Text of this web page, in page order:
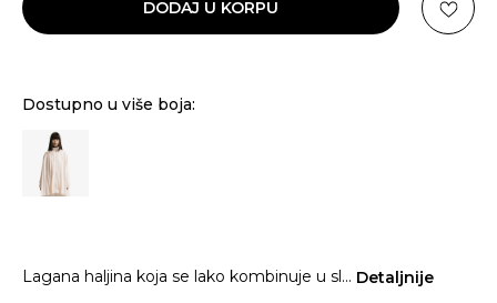
DODAJ U KORPU
Dostupno u više boja:
Lagana haljina koja se lako kombinuje u sl... Detaljnije